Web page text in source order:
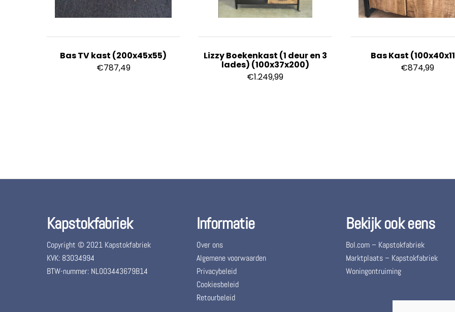
Bas TV kast (200x45x55)
€787,49
Lizzy Boekenkast (1 deur en 3
lades) (100x37x200)
€1.249,99
Bas Kast
€874,99
Kapstokfabriek
Copyright © 2021 Kapstokfabriek
KVK: 83034994
BTW-nummer: NL003443679B14
Informatie
Over ons
Algemene voorwaarden
Privacybeleid
Cookiesbeleid
Retourbeleid
Bekijk ook eens
Bol.com – Kapstokfabriek
Marktplaats – Kapstokfabriek
Woningontruiming